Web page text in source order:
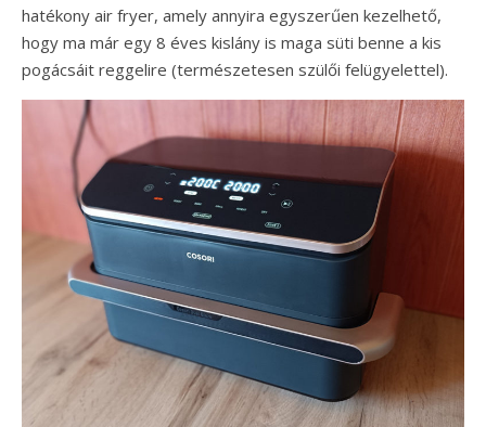
hatékony air fryer, amely annyira egyszerűen kezelhető,
hogy ma már egy 8 éves kislány is maga süti benne a kis
pogácsáit reggelire (természetesen szülői felügyelettel).